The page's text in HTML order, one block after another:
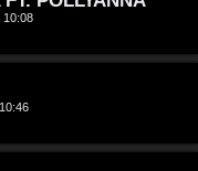
10:08